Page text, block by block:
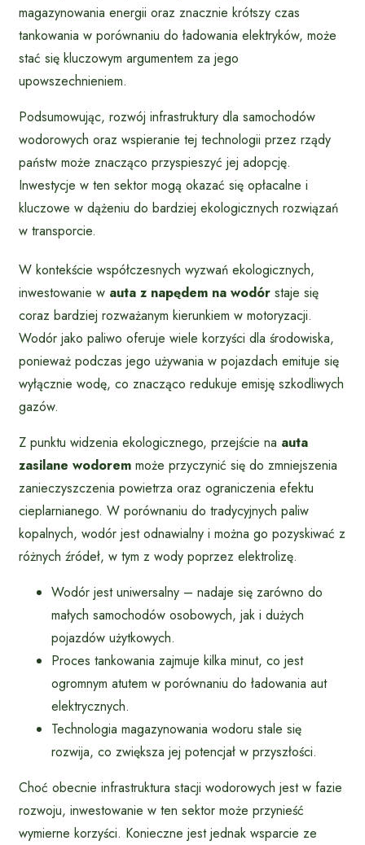
magazynowania energii oraz znacznie krótszy czas
tankowania w porównaniu do ładowania elektryków, może
stać się kluczowym argumentem za jego
upowszechnieniem.
Podsumowując, rozwój infrastruktury dla samochodów
wodorowych oraz wspieranie tej technologii przez rządy
państw może znacząco przyspieszyć jej adopcję.
Inwestycje w ten sektor mogą okazać się opłacalne i
kluczowe w dążeniu do bardziej ekologicznych rozwiązań
w transporcie.
W kontekście współczesnych wyzwań ekologicznych,
inwestowanie w auta z napędem na wodór staje się
coraz bardziej rozważanym kierunkiem w motoryzacji.
Wodór jako paliwo oferuje wiele korzyści dla środowiska,
ponieważ podczas jego używania w pojazdach emituje się
wyłącznie wodę, co znacząco redukuje emisję szkodliwych
gazów.
Z punktu widzenia ekologicznego, przejście na auta
zasilane wodorem może przyczynić się do zmniejszenia
zanieczyszczenia powietrza oraz ograniczenia efektu
cieplarnianego. W porównaniu do tradycyjnych paliw
kopalnych, wodór jest odnawialny i można go pozyskiwać z
różnych źródeł, w tym z wody poprzez elektrolizę.
Wodór jest uniwersalny – nadaje się zarówno do
małych samochodów osobowych, jak i dużych
pojazdów użytkowych.
Proces tankowania zajmuje kilka minut, co jest
ogromnym atutem w porównaniu do ładowania aut
elektrycznych.
Technologia magazynowania wodoru stale się
rozwija, co zwiększa jej potencjał w przyszłości.
Choć obecnie infrastruktura stacji wodorowych jest w fazie
rozwoju, inwestowanie w ten sektor może przynieść
wymierne korzyści. Konieczne jest jednak wsparcie ze